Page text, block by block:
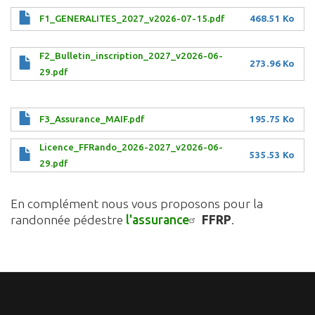
F1_GENERALITES_2027_v2026-07-15.pdf 468.51 Ko
F2_Bulletin_inscription_2027_v2026-06-
29.pdf
273.96 Ko
F3_Assurance_MAIF.pdf 195.75 Ko
Licence_FFRando_2026-2027_v2026-06-
29.pdf
535.53 Ko
En complément nous vous proposons pour la
randonnée pédestre l'assurance FFRP